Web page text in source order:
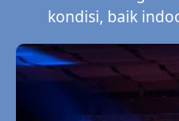
kondisi, baik